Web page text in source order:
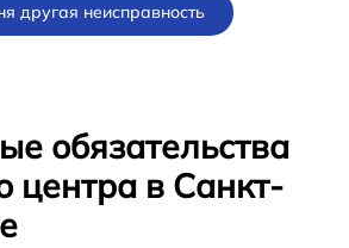
другая неисправность
обязательства
центра в Санкт-